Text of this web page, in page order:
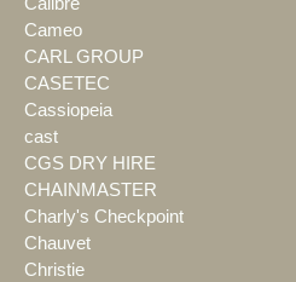
Cameo
CARL GROUP
CASETEC
Cassiopeia
cast
CGS DRY HIRE
CHAINMASTER
Charly's Checkpoint
Chauvet
Christie